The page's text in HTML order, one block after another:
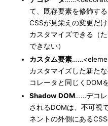
て、既存要素を修飾す
CSSが見栄えの変更だ
カスタマイズできる（
できない）
カスタム要素
カスタマイズした新た
コレータと同じくDOM
Shadow DOM……デコレ
されるDOMは、不可視
ネントの外側にある